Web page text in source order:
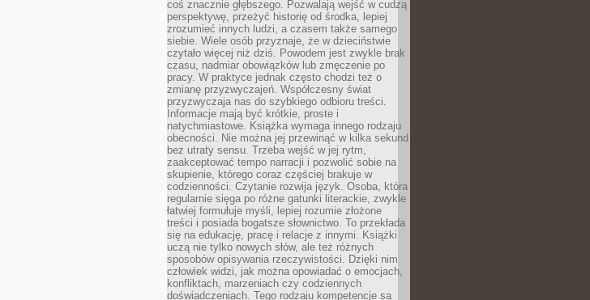
coś znacznie głębszego. Pozwalają wejść w cudzą
perspektywę, przeżyć historię od środka, lepiej
zrozumieć innych ludzi, a czasem także samego
siebie. Wiele osób przyznaje, że w dzieciństwie
czytało więcej niż dziś. Powodem jest zwykle brak
czasu, nadmiar obowiązków lub zmęczenie po
pracy. W praktyce jednak często chodzi też o
zmianę przyzwyczajeń. Współczesny świat
przyzwyczaja nas do szybkiego odbioru treści.
Informacje mają być krótkie, proste i
natychmiastowe. Książka wymaga innego rodzaju
obecności. Nie można jej przewinąć w kilka sekund
bez utraty sensu. Trzeba wejść w jej rytm,
zaakceptować tempo narracji i pozwolić sobie na
skupienie, którego coraz częściej brakuje w
codzienności. Czytanie rozwija język. Osoba, która
regularnie sięga po różne gatunki literackie, zwykle
łatwiej formułuje myśli, lepiej rozumie złożone
treści i posiada bogatsze słownictwo. To przekłada
się na edukację, pracę i relacje z innymi. Książki
uczą nie tylko nowych słów, ale też różnych
sposobów opisywania rzeczywistości. Dzięki nim
człowiek widzi, jak można opowiadać o emocjach,
konfliktach, marzeniach czy codziennych
doświadczeniach. Tego rodzaju kompetencje są